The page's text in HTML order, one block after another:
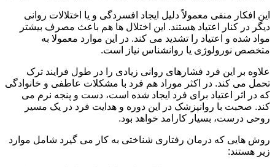
این افکار منفی معمولاً دلیل ایجاد افسردگی و یا اختلالات روانی
دیگر در کنار اعتیاد هستند. این اختلال ها هم باعث مصرف بیشتر
مواد شده و اعتیاد را تشدید می کند. در این موارد معمولا به
متخصص نورولوژی یا روانشناس نیاز است.
علاوه بر این فرد فشارهای روانی زیادی را در طول فرایند ترک
تحمل می کند. در اکثر موراد هم فرد با مشکلات عاطفی و خانوادگی
که در اثر اعتیاد برای فرد ایجاد شده است، دست و پنجه نرم می
کند. صحبت با روانپزشک در این دوره و هدایت فرد در یک مسیر
روحی درست، بسیار کارامد خواهد بود.
روش هایی که درمان رفتاری شناختی به کار می گیرد شامل موارد
زیر هستند: